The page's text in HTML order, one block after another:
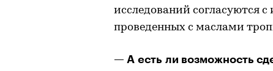
исследований согласуются
проведенных с маслами
— А есть ли возможность